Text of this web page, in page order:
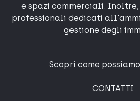
e spazi commerciali.
professionali dedicati
gestione degli
Scopri come
CONTATTI